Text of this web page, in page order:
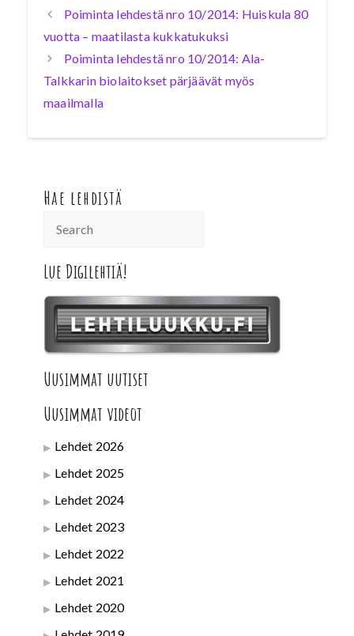
Poiminta lehdestä nro 10/2014: Huiskula 80
vuotta – maatilasta kukkatukuksi
Poiminta lehdestä nro 10/2014: Ala-
Talkkarin biolaitokset pärjäävät myös
maailmalla
Hae lehdistä
Lue Digilehtiä!
Uusimmat uutiset
Uusimmat videot
Lehdet 2026
Lehdet 2025
Lehdet 2024
Lehdet 2023
Lehdet 2022
Lehdet 2021
Lehdet 2020